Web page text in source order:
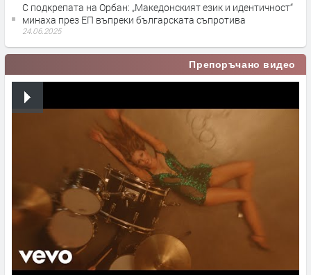
С подкрепата на Орбан: „Maкедонският език и идентичност“
минаха през ЕП въпреки българската съпротива
24.06.2025
Препоръчано видео